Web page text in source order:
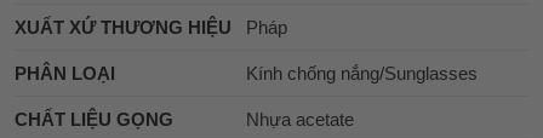
XUẤT XỨ THƯƠNG HIỆU Pháp
PHÂN LOẠI Kính chống nắng/Sunglasses
CHẤT LIỆU GỌNG Nhựa acetate